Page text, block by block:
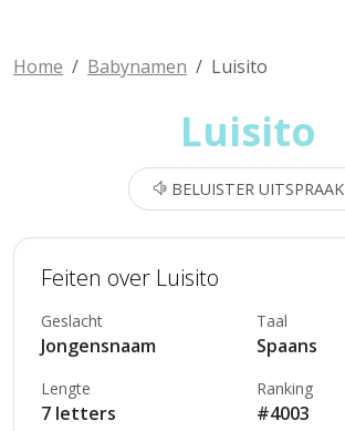
Home Babynamen Luisito
Luisito
BELUISTER UITSPRAAK
Feiten over Luisito
Geslacht
Jongensnaam
Taal
Spaans
Lengte
7 letters
Ranking
#4003